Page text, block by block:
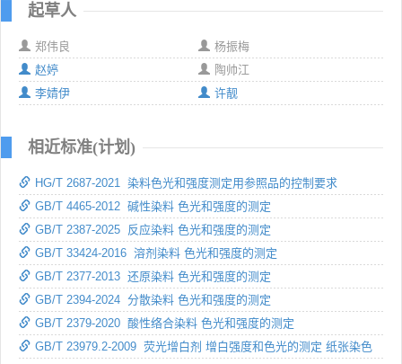
起草人
郑伟良
杨振梅
赵婷
陶帅江
李婧伊
许靓
相近标准(计划)
HG/T 2687-2021 染料色光和强度测定用参照品的控制要求
GB/T 4465-2012 碱性染料 色光和强度的测定
GB/T 2387-2025 反应染料 色光和强度的测定
GB/T 33424-2016 溶剂染料 色光和强度的测定
GB/T 2377-2013 还原染料 色光和强度的测定
GB/T 2394-2024 分散染料 色光和强度的测定
GB/T 2379-2020 酸性络合染料 色光和强度的测定
GB/T 23979.2-2009 荧光增白剂 增白强度和色光的测定 纸张染色